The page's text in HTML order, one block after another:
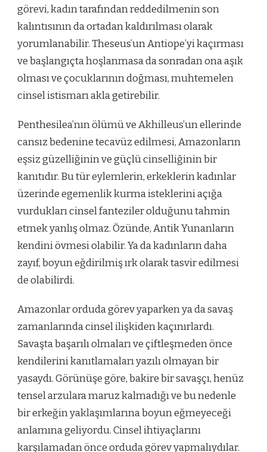
görevi, kadın tarafından reddedilmenin son
kalıntısının da ortadan kaldırılması olarak
yorumlanabilir. Theseus’un Antiope’yi kaçırması
ve başlangıçta hoşlanmasa da sonradan ona aşık
olması ve çocuklarının doğması, muhtemelen
cinsel istismarı akla getirebilir.
Penthesilea’nın ölümü ve Akhilleus’un ellerinde
cansız bedenine tecavüz edilmesi, Amazonların
eşsiz güzelliğinin ve güçlü cinselliğinin bir
kanıtıdır. Bu tür eylemlerin, erkeklerin kadınlar
üzerinde egemenlik kurma isteklerini açığa
vurdukları cinsel fanteziler olduğunu tahmin
etmek yanlış olmaz. Özünde, Antik Yunanların
kendini övmesi olabilir. Ya da kadınların daha
zayıf, boyun eğdirilmiş ırk olarak tasvir edilmesi
de olabilirdi.
Amazonlar orduda görev yaparken ya da savaş
zamanlarında cinsel ilişkiden kaçınırlardı.
Savaşta başarılı olmaları ve çiftleşmeden önce
kendilerini kanıtlamaları yazılı olmayan bir
yasaydı. Görünüşe göre, bakire bir savaşçı, henüz
tensel arzulara maruz kalmadığı ve bu nedenle
bir erkeğin yaklaşımlarına boyun eğmeyeceği
anlamına geliyordu. Cinsel ihtiyaçlarını
karşılamadan önce orduda görev yapmalıydılar.